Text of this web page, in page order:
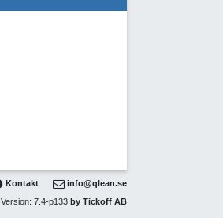
Kontakt
info@qlean.se
Version: 7.4-p133 by Tickoff AB